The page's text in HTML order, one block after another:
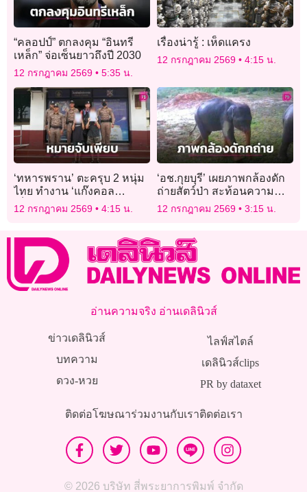
“คลอปป์” ตกลงคุม “อินทรี
เหล็ก” จ่อเซ็นยาวถึงปี 2030
12 กรกฎาคม 2569 5:35 น.
เรื่องน่ารู้ : เห็ดแครง
12 กรกฎาคม 2569 4:15 น.
‘ทหารพราน’ ตะครุบ 2 หนุ่ม
ไทย ทำงาน ‘แก๊งคอล
เซ็นเตอร์’ หลอกให้รัก พบ
หมายจับติดตัวเพียบ
12 กรกฎาคม 2569 4:15 น.
‘อช.กุยบุรี’ เผยภาพกล้องดัก
ถ่ายสัตว์ป่า สะท้อนความ
สมบูรณ์ระบบนิเวศ ผืนป่า
มรดกโลก
12 กรกฎาคม 2569 3:15 น.
อ่านความจริง อ่านเดลินิวส์
ข่าวเดลินิวส์
บทความ
ดวง-หวย
ไลฟ์สไตล์
เดลินิวส์clips
PR by dataxet
ติดต่อโฆษณาร่วมงานกับเราติดต่อเรา
© 2026 บริษัท สี่พระยาการพิมพ์ จำกัด